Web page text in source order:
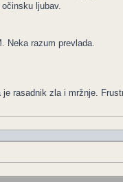
ljubav.
Neka razum prevlada.
rasadnik zla i mržnje.